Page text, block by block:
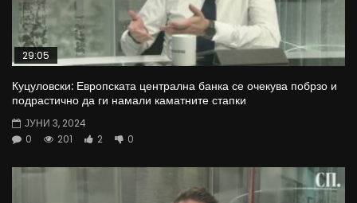
29:05
Куцуловски: Европската централна банка се очекува побрзо и
подрастично да ги намали каматните стапки
ЈУНИ 3, 2024
0
201 2 0